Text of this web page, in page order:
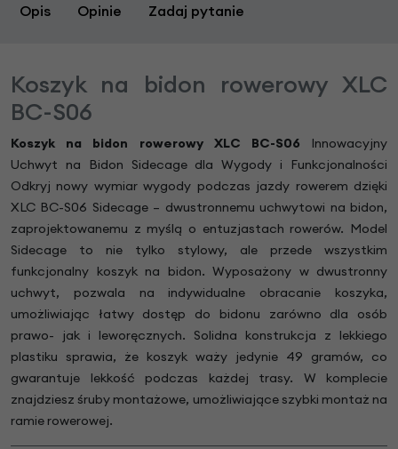
Opis Opinie Zadaj pytanie
Koszyk na bidon rowerowy XLC
BC-S06
Koszyk na bidon rowerowy XLC BC-S06 Innowacyjny
Uchwyt na Bidon Sidecage dla Wygody i Funkcjonalności
Odkryj nowy wymiar wygody podczas jazdy rowerem dzięki
XLC BC-S06 Sidecage – dwustronnemu uchwytowi na bidon,
zaprojektowanemu z myślą o entuzjastach rowerów. Model
Sidecage to nie tylko stylowy, ale przede wszystkim
funkcjonalny koszyk na bidon. Wyposażony w dwustronny
uchwyt, pozwala na indywidualne obracanie koszyka,
umożliwiając łatwy dostęp do bidonu zarówno dla osób
prawo- jak i leworęcznych. Solidna konstrukcja z lekkiego
plastiku sprawia, że koszyk waży jedynie 49 gramów, co
gwarantuje lekkość podczas każdej trasy. W komplecie
znajdziesz śruby montażowe, umożliwiające szybki montaż na
ramie rowerowej.